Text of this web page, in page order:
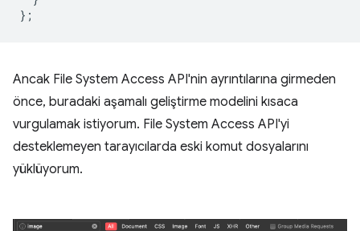
};
Ancak File System Access API'nin ayrıntılarına girmeden
önce, buradaki aşamalı geliştirme modelini kısaca
vurgulamak istiyorum. File System Access API'yi
desteklemeyen tarayıcılarda eski komut dosyalarını
yüklüyorum.